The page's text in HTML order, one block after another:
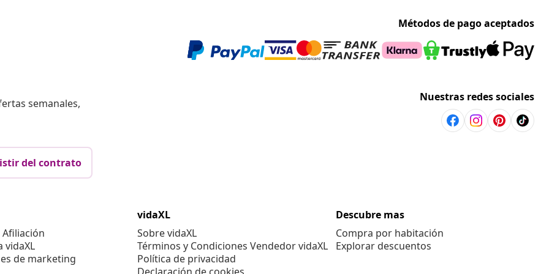
Métodos de pago aceptados
semanales, Nuestras redes sociales
del contrato
vidaXL
de marketing
vidaXL
Sobre vidaXL
Términos y Condiciones Vendedor vidaXL
Política de privacidad
Descubre mas
Compra por habitación
Explorar descuentos